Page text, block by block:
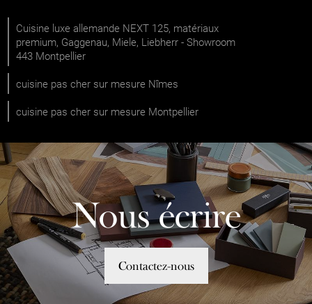
Cuisine luxe allemande NEXT 125, matériaux
premium, Gaggenau, Miele, Liebherr - Showroom
443 Montpellier
cuisine pas cher sur mesure Nîmes
cuisine pas cher sur mesure Montpellier
Nous écrire
Contactez-nous